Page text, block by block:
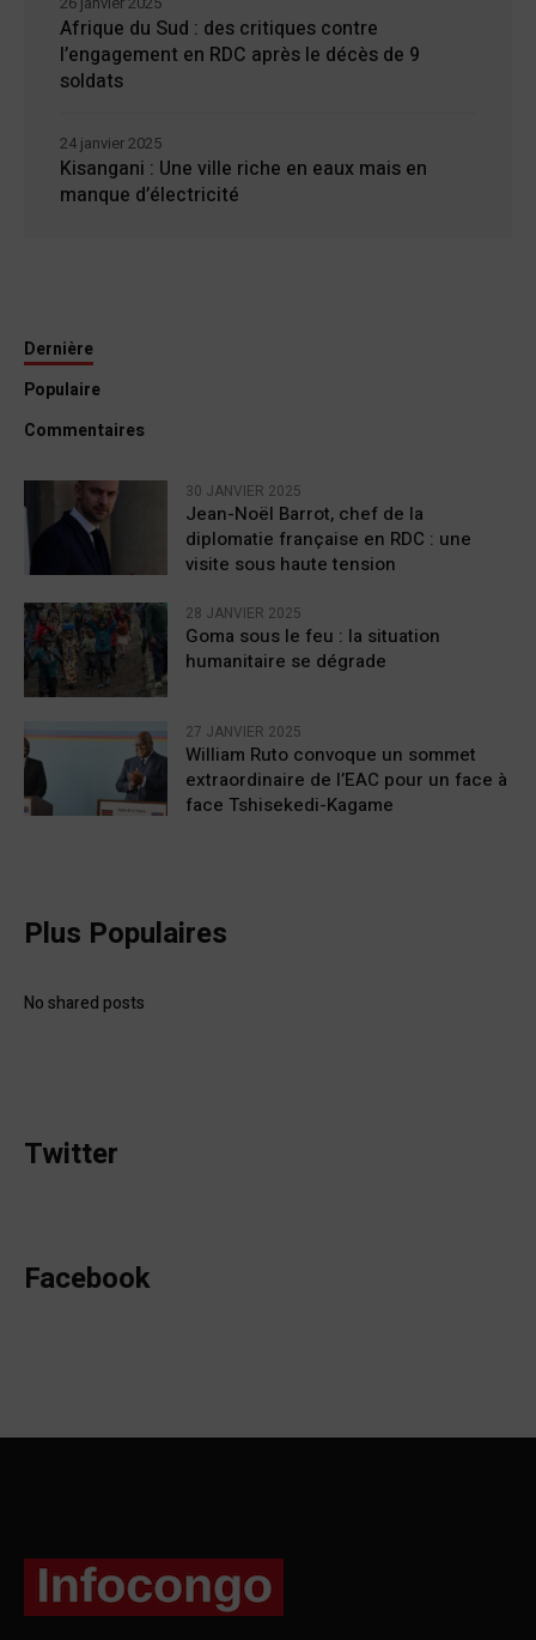
Afrique du Sud : des critiques contre
l’engagement en RDC après le décès de 9
soldats
Kisangani : Une ville riche en eaux mais en
manque d’électricité
24 janvier 2025
Dernière
Populaire
Commentaires
30 JANVIER 2025
Jean-Noël Barrot, chef de la
diplomatie française en RDC : une
visite sous haute tension
28 JANVIER 2025
Goma sous le feu : la situation
humanitaire se dégrade
27 JANVIER 2025
William Ruto convoque un sommet
extraordinaire de l’EAC pour un face à
face Tshisekedi-Kagame
Plus Populaires
No shared posts
Twitter
Facebook